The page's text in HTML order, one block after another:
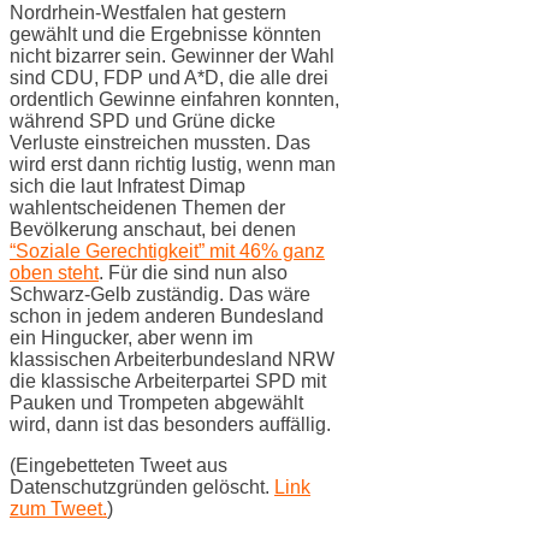
Nordrhein-Westfalen hat gestern
gewählt und die Ergebnisse könnten
nicht bizarrer sein. Gewinner der Wahl
sind CDU, FDP und A*D, die alle drei
ordentlich Gewinne einfahren konnten,
während SPD und Grüne dicke
Verluste einstreichen mussten. Das
wird erst dann richtig lustig, wenn man
sich die laut Infratest Dimap
wahlentscheidenen Themen der
Bevölkerung anschaut, bei denen
“Soziale Gerechtigkeit” mit 46% ganz
oben steht. Für die sind nun also
Schwarz-Gelb zuständig. Das wäre
schon in jedem anderen Bundesland
ein Hingucker, aber wenn im
klassischen Arbeiterbundesland NRW
die klassische Arbeiterpartei SPD mit
Pauken und Trompeten abgewählt
wird, dann ist das besonders auffällig.
(Eingebetteten Tweet aus
Datenschutzgründen gelöscht. Link
zum Tweet.)